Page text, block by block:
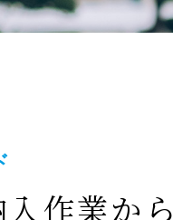
作業から